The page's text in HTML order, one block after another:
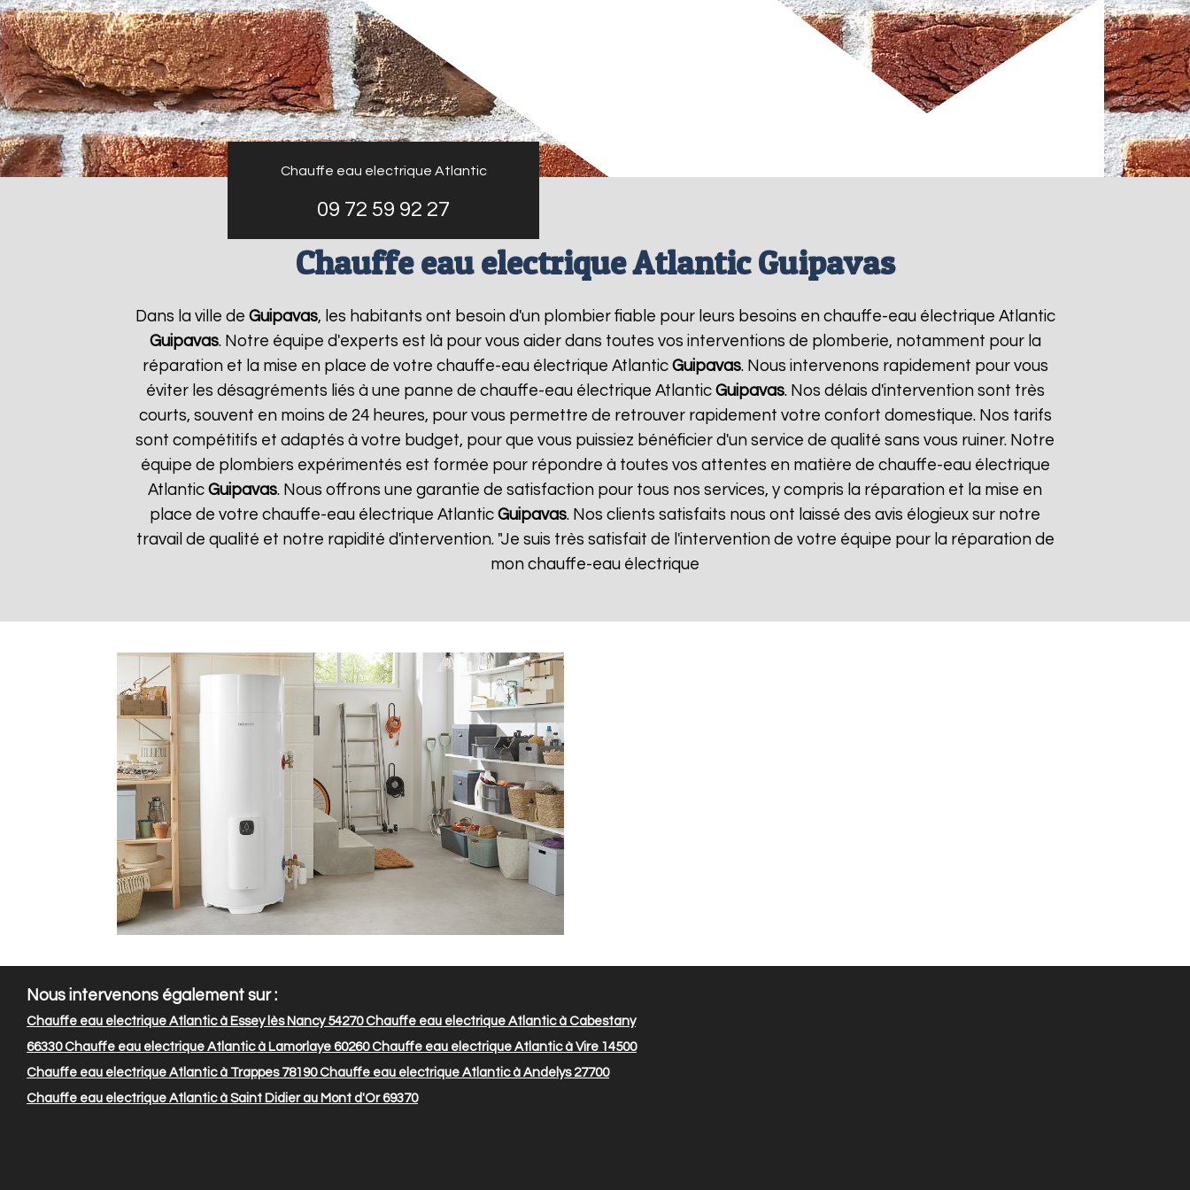
Chauffe eau electrique Atlantic
09 72 59 92 27
Chauffe eau electrique Atlantic Guipavas
Dans la ville de Guipavas, les habitants ont besoin d'un plombier fiable pour leurs besoins en chauffe-eau électrique Atlantic
Guipavas. Notre équipe d'experts est là pour vous aider dans toutes vos interventions de plomberie, notamment pour la
réparation et la mise en place de votre chauffe-eau électrique Atlantic Guipavas. Nous intervenons rapidement pour vous
éviter les désagréments liés à une panne de chauffe-eau électrique Atlantic Guipavas. Nos délais d'intervention sont très
courts, souvent en moins de 24 heures, pour vous permettre de retrouver rapidement votre confort domestique. Nos tarifs
sont compétitifs et adaptés à votre budget, pour que vous puissiez bénéficier d'un service de qualité sans vous ruiner. Notre
équipe de plombiers expérimentés est formée pour répondre à toutes vos attentes en matière de chauffe-eau électrique
Atlantic Guipavas. Nous offrons une garantie de satisfaction pour tous nos services, y compris la réparation et la mise en
place de votre chauffe-eau électrique Atlantic Guipavas. Nos clients satisfaits nous ont laissé des avis élogieux sur notre
travail de qualité et notre rapidité d'intervention. "Je suis très satisfait de l'intervention de votre équipe pour la réparation de
mon chauffe-eau électrique
Nous intervenons également sur :
Chauffe eau electrique Atlantic à Essey lès Nancy 54270Chauffe eau electrique Atlantic à Cabestany
66330Chauffe eau electrique Atlantic à Lamorlaye 60260Chauffe eau electrique Atlantic à Vire 14500
Chauffe eau electrique Atlantic à Trappes 78190Chauffe eau electrique Atlantic à Andelys 27700
Chauffe eau electrique Atlantic à Saint Didier au Mont d'Or 69370